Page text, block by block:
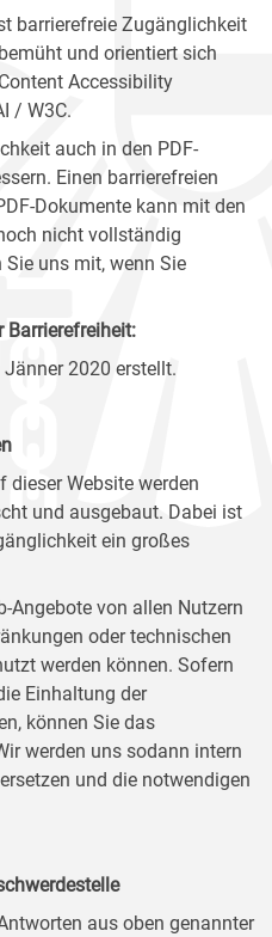
barrierefreie Zugänglichkeit
und orientiert sich
Accessibility
/ W3C.
auch in den PDF-
Einen barrierefreien
Dokumente kann mit den
nicht vollständig
uns mit, wenn Sie
Barrierefreiheit:
2020 erstellt.
dieser Website werden
und ausgebaut. Dabei ist
ein großes
Angebote von allen Nutzern
oder technischen
werden können. Sofern
Einhaltung der
können Sie das
werden uns sodann intern
und die notwendigen
aus oben genannter